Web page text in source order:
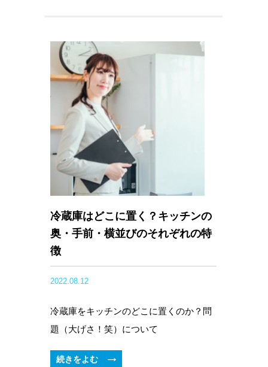
冷蔵庫はどこに置く？キッチンの
奥・手前・横並びのそれぞれの特
徴
2022.08.12
冷蔵庫をキッチンのどこに置くのか？問
題（大げさ！笑）について
続きをよむ